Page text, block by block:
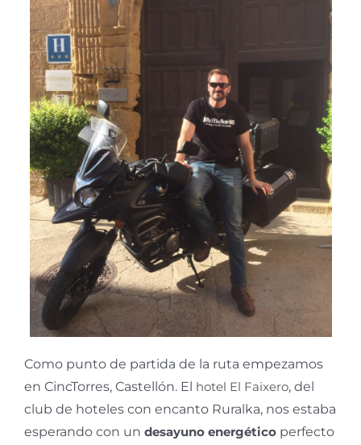
Como punto de partida de la ruta empezamos
en CincTorres, Castellón. El hotel El Faixero, del
club de hoteles con encanto Ruralka, nos estaba
esperando con un desayuno energético perfecto